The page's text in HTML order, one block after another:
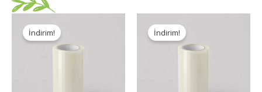
İndirim! İndirim!